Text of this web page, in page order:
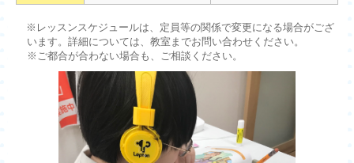
※レッスンスケジュールは、定員等の関係で変更になる場合がござ
います。詳細については、教室までお問い合わせください。
※ご都合が合わない場合も、ご相談ください。